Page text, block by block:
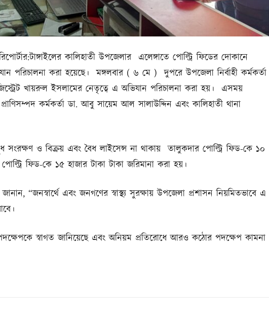
কালিহাতী উপজেলার এলেঙ্গাতে পোল্ট্রি ফিডের দোকানে
পরিচালনা করা হয়েছে। মঙ্গলবার ( ৬ মে ) দুপরে উপজেলা নির্বাহী কর্মকর্তা
খায়রুল ইসলামের নেতৃত্বে এ অভিযান পরিচালনা করা হয়। এসময়
কর্মকর্তা ডা. আবু সায়েম আল সালাউদ্দিন এবং কালিহাতী থানা
সংরক্ষণ ও বিক্রয় এবং বৈধ লাইসেন্স না থাকায় তালুকদার পোল্ট্রি ফিড-কে ১০
ফিড-কে ১৫ হাজার টাকা টাকা জরিমানা করা হয়।
“জনস্বার্থে এবং জনগণের স্বাস্থ্য সুরক্ষায় উপজেলা প্রশাসন নিয়মিতভাবে এ
স্বাগত জানিয়েছে এবং অনিয়ম প্রতিরোধে আরও কঠোর পদক্ষেপ কামনা